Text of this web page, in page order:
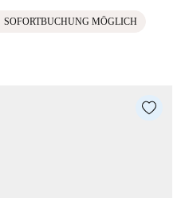
SOFORTBUCHUNG MÖGLICH